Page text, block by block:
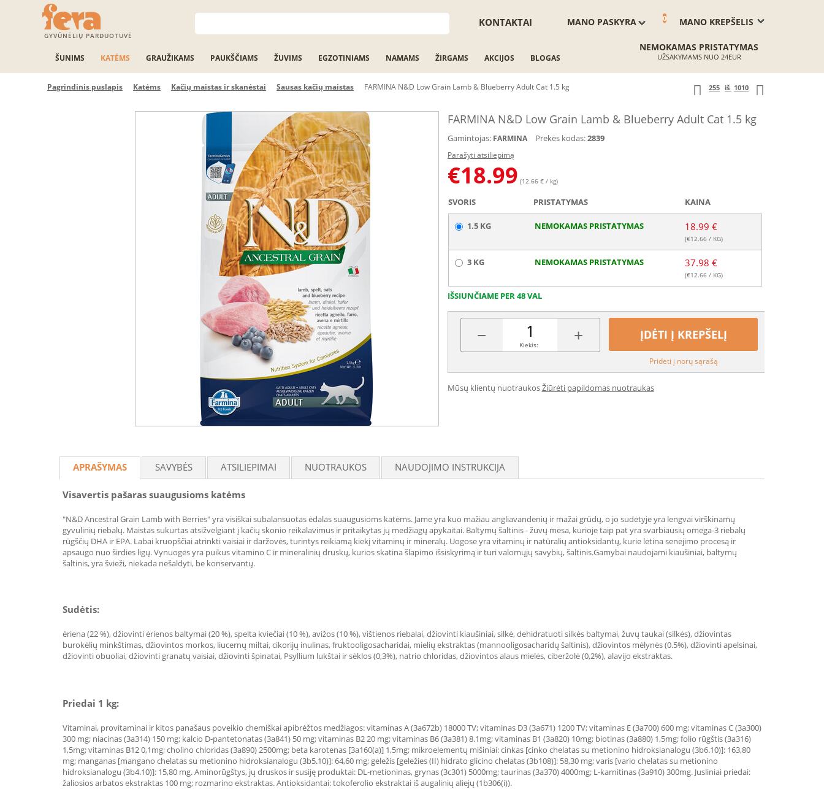
GYVŪNĖLIŲ PARDUOTUVĖ
MANO KREPŠELIS
0
MANO PASKYRA
KONTAKTAI
ŠUNIMS KATĖMS GRAUŽIKAMS PAUKŠČIAMS ŽUVIMS EGZOTINIAMS NAMAMS ŽIRGAMS AKCIJOS BLOGAS
NEMOKAMAS PRISTATYMAS
UŽSAKYMAMS NUO 24EUR
Pagrindinis puslapis Katėms Kačių maistas ir skanėstai Sausas kačių maistas FARMINA N&D Low Grain Lamb & Blueberry Adult Cat 1.5 kg 255 iš 1010
FARMINA N&D Low Grain Lamb & Blueberry Adult Cat 1.5 kg
Gamintojas: FARMINA Prekės kodas:2839
Parašyti atsiliepimą
€18.99 (12.66 € / kg)
SVORIS PRISTATYMAS KAINA
1.5 KG NEMOKAMAS PRISTATYMAS 18.99 €
(€12.66 / KG)
3 KG NEMOKAMAS PRISTATYMAS 37.98 €
(€12.66/ KG)
IŠSIUNČIAME PER 48 VAL
− +
Kiekis:
ĮDĖTI Į KREPŠELĮ
Pridėti į norų sąrašą
Mūsų klientų nuotraukosŽiūrėti papildomas nuotraukas
APRAŠYMAS SAVYBĖS ATSILIEPIMAI NUOTRAUKOS NAUDOJIMO INSTRUKCIJA
Visavertis pašaras suaugusioms katėms
"N&D Ancestral Grain Lamb with Berries" yra visiškai subalansuotas ėdalas suaugusioms katėms. Jame yra kuo mažiau angliavandenių ir mažai grūdų, o jo sudėtyje yra lengvai virškinamų
gyvulinių riebalų. Maistas sukurtas atsižvelgiant į kačių skonio reikalavimus ir pritaikytas jų medžiagų apykaitai. Baltymų šaltinis - žuvų mėsa, kurioje taip pat yra svarbiausių omega-3 riebalų
rūgščių DHA ir EPA. Labai kruopščiai atrinkti vaisiai ir daržovės, turintys reikiamą kiekį vitaminų ir mineralų. Uogose yra vitaminų ir natūralių antioksidantų, kurie lėtina senėjimo procesą ir
apsaugo nuo širdies ligų. Vynuogės yra puikus vitamino C ir mineralinių druskų, kurios skatina šlapimo išsiskyrimą ir turi valomųjų savybių, šaltinis.Gamybai naudojami kiaušiniai, baltymų
šaltinis, yra švieži, niekada nešaldyti, be konservantų.
Sudėtis:
ėriena (22 %), džiovinti ėrienos baltymai (20 %), spelta kviečiai (10 %), avižos (10 %), vištienos riebalai, džiovinti kiaušiniai, silkė, dehidratuoti silkės baltymai, žuvų taukai (silkės), džiovintas
burokėlių minkštimas, džiovintos morkos, liucernų miltai, cikorijų inulinas, fruktooligosacharidai, mielių ekstraktas (mannooligosacharidų šaltinis), džiovintos mėlynės (0.5%), džiovinti apelsinai,
džiovinti obuoliai, džiovinti granatų vaisiai, džiovinti špinatai, Psyllium lukštai ir sėklos (0,3%), natrio chloridas, džiovintos alaus mielės, ciberžolė (0,2%), alavijo ekstraktas.
Priedai 1 kg:
Vitaminai, provitaminai ir kitos panašaus poveikio chemiškai apibrėžtos medžiagos: vitaminas A (3a672b) 18000 TV; vitaminas D3 (3a671) 1200 TV; vitaminas E (3a700) 600 mg; vitaminas C (3a300)
300 mg; niacinas (3a314) 150 mg; kalcio D-pantetonatas (3a841) 50 mg; vitaminas B2 20 mg; vitaminas B6 (3a381) 8.1mg; vitaminas B1 (3a820) 10mg; biotinas (3a880) 1,5mg; folio rūgštis (3a316)
1,5mg; vitaminas B12 0,1mg; cholino chloridas (3a890) 2500mg; beta karotenas [3a160(a)] 1,5mg; mikroelementų mišiniai: cinkas [cinko chelatas su metionino hidroksianalogu (3b6.10)]: 163,80
mg; manganas [mangano chelatas su metionino hidroksianalogu (3b5.10)]: 64,60 mg; geležis [geležies (II) hidrato glicino chelatas (3b108)]: 58,30 mg; varis [vario chelatas su metionino
hidroksianalogu (3b4.10)]: 15,80 mg. Aminorūgštys, jų druskos ir susiję produktai: DL-metioninas, grynas (3c301) 5000mg; taurinas (3a370) 4000mg; L-karnitinas (3a910) 300mg. Jusliniai priedai:
žaliosios arbatos ekstraktas 100 mg; rozmarino ekstraktas. Antioksidantai: tokoferolio ekstraktai iš augalinių aliejų (1b306(i)).